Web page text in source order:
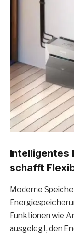
Intelligentes
schafft
Moderne
Funktionen wie
ausgelegt, den